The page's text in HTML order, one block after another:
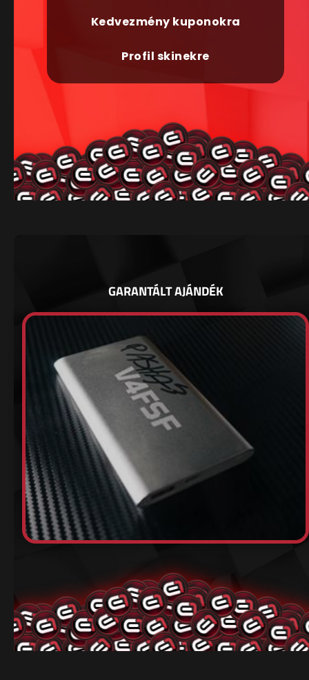
Kedvezmény kuponokra
Profil skinekre
GARANTÁLT AJÁNDÉK